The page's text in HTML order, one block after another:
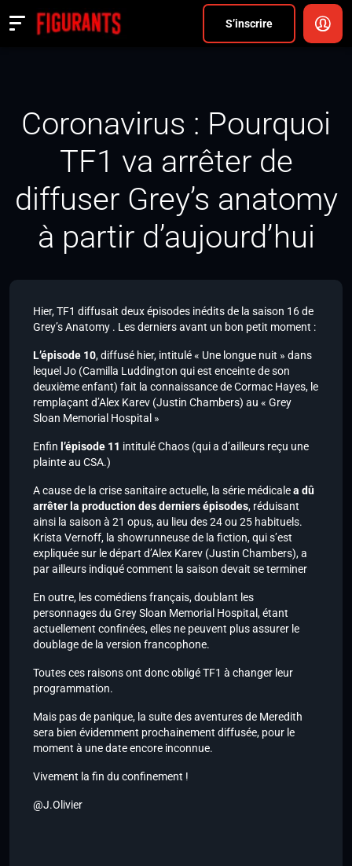
S’inscrire
Actualités
ANNONCER
CONNEXION
Coronavirus : Pourquoi
TF1 va arrêter de
diffuser Grey’s anatomy
à partir d’aujourd’hui
Hier, TF1 diffusait deux épisodes inédits de la saison 16 de
Grey’s Anatomy . Les derniers avant un bon petit moment :
L’épisode 10, diffusé hier, intitulé « Une longue nuit » dans
lequel Jo (Camilla Luddington qui est enceinte de son
deuxième enfant) fait la connaissance de Cormac Hayes, le
remplaçant d’Alex Karev (Justin Chambers) au « Grey
Sloan Memorial Hospital »
Enfin l’épisode 11 intitulé Chaos (qui a d’ailleurs reçu une
plainte au CSA.)
A cause de la crise sanitaire actuelle, la série médicalea dû
arrêter la production des derniers épisodes, réduisant
ainsi la saison à 21 opus, au lieu des 24 ou 25 habituels.
Krista Vernoff, la showrunneuse de la fiction, qui s’est
expliquée sur le départ d’Alex Karev (Justin Chambers), a
par ailleurs indiqué comment la saison devait se terminer
En outre, les comédiens français, doublant les
personnages du Grey Sloan Memorial Hospital, étant
actuellement confinées, elles ne peuvent plus assurer le
doublage de la version francophone.
Toutes ces raisons ont donc obligé TF1 à changer leur
programmation.
Mais pas de panique, la suite des aventures de Meredith
sera bien évidemment prochainement diffusée, pour le
moment à une date encore inconnue.
Vivement la fin du confinement !
@J.Olivier